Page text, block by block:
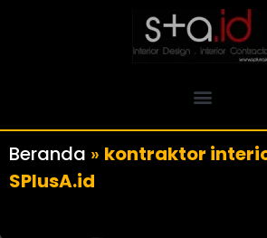
Beranda » kontraktor
SPlusA.id